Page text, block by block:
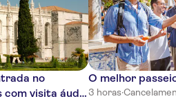
no
visita áudio
O melhor
3 horas·